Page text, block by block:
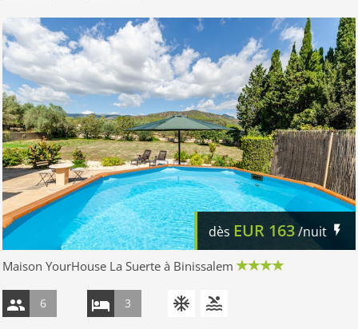
dès EUR 163/nuit
Maison YourHouse La Suerte à Binissalem
6 3